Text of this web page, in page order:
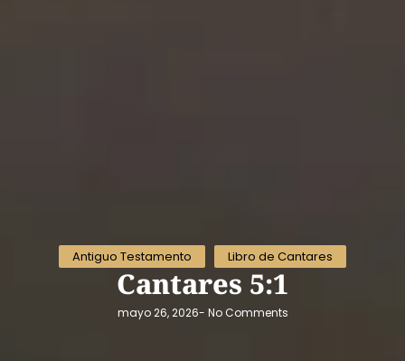
Antiguo Testamento Libro de Cantares
Cantares 5:1
mayo 26, 2026- No Comments